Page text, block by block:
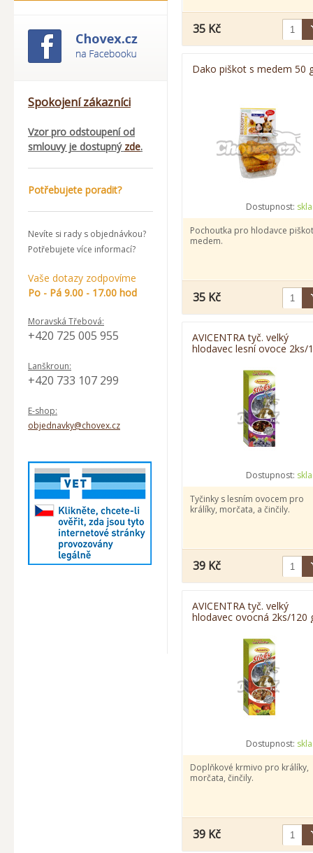
Spokojení zákazníci
Vzor pro odstoupení od
smlouvy je dostupný zde.
Potřebujete poradit?
Nevíte si rady s objednávkou?
Potřebujete více informací?
Vaše dotazy zodpovíme
Po - Pá 9.00 - 17.00 hod
Moravská Třebová:
+420 725 005 955
Lanškroun:
+420 733 107 299
E-shop:
objednavky@chovex.cz
35 Kč
Dako piškot s medem 50
Dostupnost:
Pochoutka pro hlodavce
medem.
35 Kč
AVICENTRA tyč. velký
hlodavec lesní ovoce 2ks/
Dostupnost:
Tyčinky s lesním ovocem pro
králíky, morčata, a činčily.
39 Kč
AVICENTRA tyč. velký
hlodavec ovocná 2ks/120
Dostupnost:
Doplňkové krmivo pro králíky,
morčata, činčily.
39 Kč